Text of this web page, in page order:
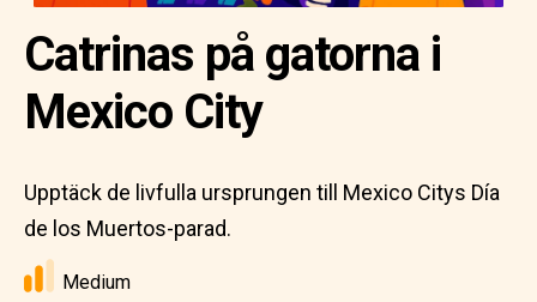
Catrinas på gatorna i
Mexico City
Upptäck de livfulla ursprungen till Mexico Citys Día
de los Muertos-parad.
Medium